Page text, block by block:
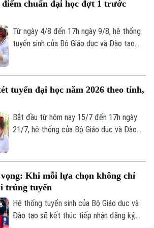
ngữ, dữ liệu khu vực ưu tiên. Cụ thể, hơn
chứng ưu tiên và chứng chỉ ngoại ngữ.
chuẩn đại học đợt 1 trước
Từ ngày 4/8 đến 17h ngày 9/8, hệ thống
tuyển sinh của Bộ Giáo dục và Đào tạo
tuyển đại học năm 2026 theo tỉnh,
Bắt đầu từ hôm nay 15/7 đến 17h ngày
21/7, hệ thống của Bộ Giáo dục và Đào
được chia làm 6 mốc thời gian khác nhau.
Đáng chú ý, các thí sinh tại Hà Nội sẽ nằm
trong nhóm nộp đầu tiên.
Khi mỗi lựa chọn không chỉ
trúng tuyển
Hệ thống tuyển sinh của Bộ Giáo dục và
Đào tạo sẽ kết thúc tiếp nhận đăng ký,